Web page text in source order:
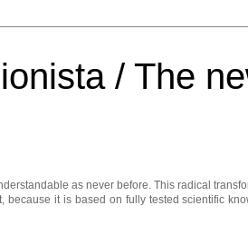
/ The
as never before. This radical
because it is based on fully tested scientific